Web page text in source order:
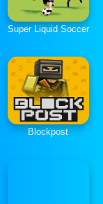
Super Liquid Soccer
Blockpost